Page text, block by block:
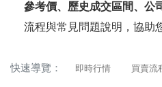
參考價、歷史成交區間、公
流程與常見問題說明，協助
快速導覽： 即時行情 買賣流